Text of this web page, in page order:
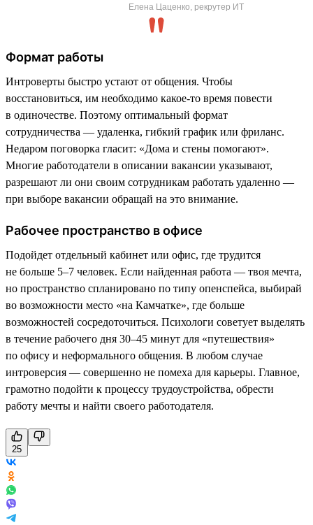
Елена Цаценко, рекрутер ИТ
Формат работы
Интроверты быстро устают от общения. Чтобы
восстановиться, им необходимо какое-то время повести
в одиночестве. Поэтому оптимальный формат
сотрудничества — удаленка, гибкий график или фриланс.
Недаром поговорка гласит: «Дома и стены помогают».
Многие работодатели в описании вакансии указывают,
разрешают ли они своим сотрудникам работать удаленно —
при выборе вакансии обращай на это внимание.
Рабочее пространство в офисе
Подойдет отдельный кабинет или офис, где трудится
не больше 5–7 человек. Если найденная работа — твоя мечта,
но пространство спланировано по типу опенспейса, выбирай
во возможности место «на Камчатке», где больше
возможностей сосредоточиться. Психологи советует выделять
в течение рабочего дня 30–45 минут для «путешествия»
по офису и неформального общения. В любом случае
интроверсия — совершенно не помеха для карьеры. Главное,
грамотно подойти к процессу трудоустройства, обрести
работу мечты и найти своего работодателя.
25